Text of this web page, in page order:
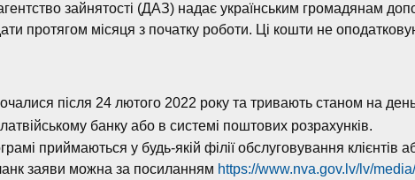
зайнятості (ДАЗ) надає українським громадянам
протягом місяця з початку роботи. Ці кошти не
після 24 лютого 2022 року та тривають станом на
банку або в системі поштових розрахунків.
приймаються у будь-якій філії обслуговування
заяви можна за посиланням https://www.nva.gov.lv/lv/